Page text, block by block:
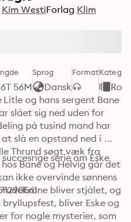
Kim WestiForlag Klim
6T 56M
Sprog
Dansk
FormatKategori
Litle og hans sergent Bane
slået sig ned uden for
på tusind mand har
slå en opstand ned i
Thrund søgt væk fra
hos Bane og Helvig går det
ikke overvinde sønnens
bliver stjålet, og
bliver Eske og
for nogle mysterier, som
serie om Eske